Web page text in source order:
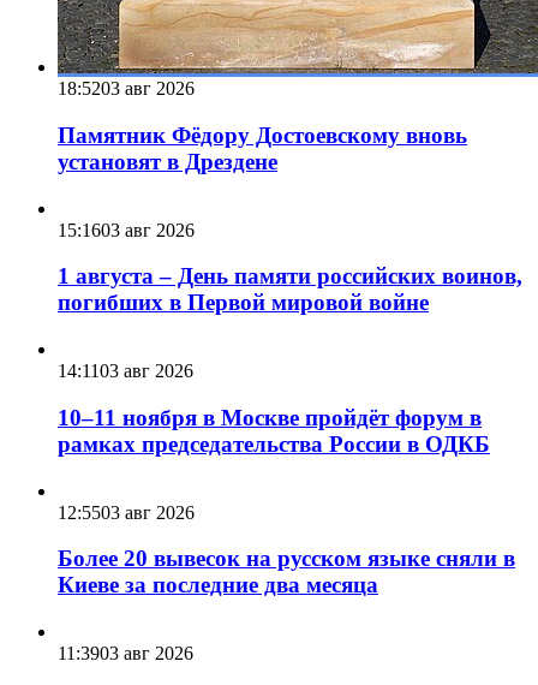
18:5203 авг 2026
Памятник Фёдору Достоевскому вновь
установят в Дрездене
15:1603 авг 2026
1 августа – День памяти российских воинов,
погибших в Первой мировой войне
14:1103 авг 2026
10–11 ноября в Москве пройдёт форум в
рамках председательства России в ОДКБ
12:5503 авг 2026
Более 20 вывесок на русском языке сняли в
Киеве за последние два месяца
11:3903 авг 2026